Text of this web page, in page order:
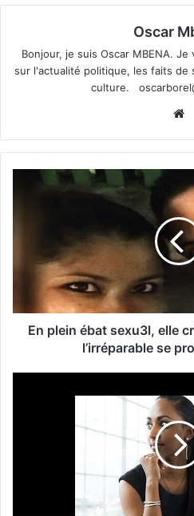
Oscar
Bonjour, je suis Oscar MBENA.
sur l'actualité politique, les faits de
culture.
En plein ébat sexu3l, elle
l’irréparable se